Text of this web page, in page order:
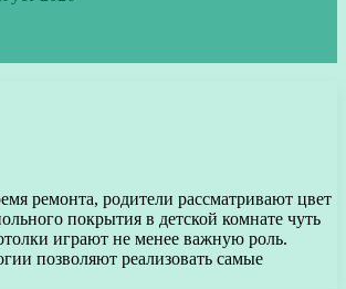
ремонта, родители рассматривают цвет
покрытия в детской комнате чуть
играют не менее важную роль.
позволяют реализовать самые